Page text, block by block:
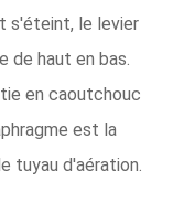
s'éteint, le levier
de haut en bas.
en caoutchouc
est la
tuyau d'aération.